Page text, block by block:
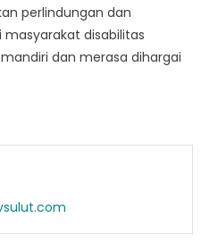
perlindungan dan
disabilitas
dan merasa dihargai